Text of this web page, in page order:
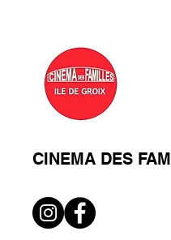
CINEMA DES